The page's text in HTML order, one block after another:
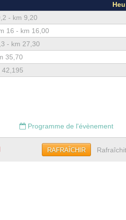
- km 9,20
16 - km 16,00
- km 27,30
35,70
42,195
Programme de l'évènement
RAFRAÎCHIR